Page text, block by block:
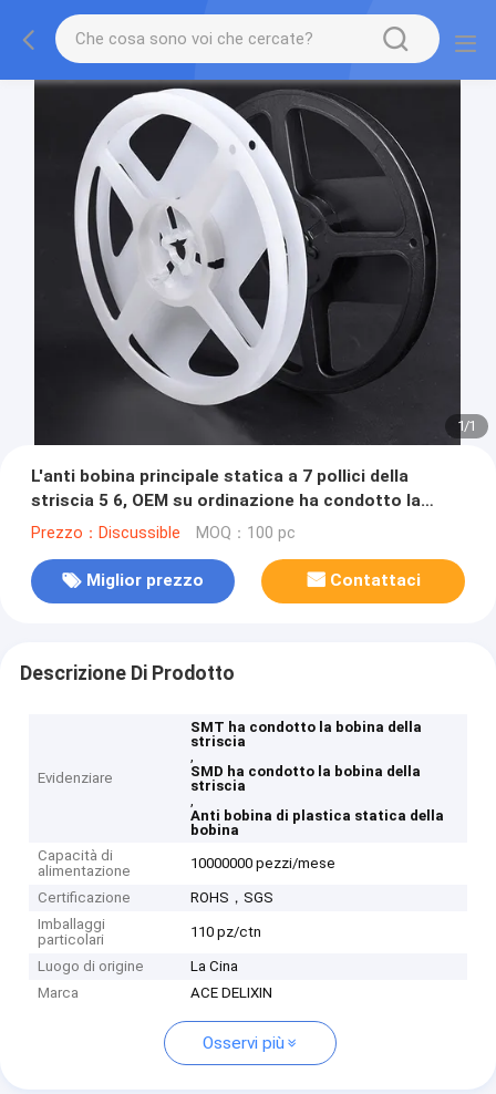
1/1
L'anti bobina principale statica a 7 pollici della
striscia 5 6, OEM su ordinazione ha condotto la
bobina di plastica della bobina
Prezzo：Discussible MOQ：100 pc
Miglior prezzo Contattaci
Descrizione Di Prodotto
Evidenziare
SMT ha condotto la bobina della
striscia
,
SMD ha condotto la bobina della
striscia
,
Anti bobina di plastica statica della
bobina
Capacità di
alimentazione
10000000 pezzi/mese
Certificazione
ROHS，SGS
Imballaggi
particolari
110 pz/ctn
Luogo di origine
La Cina
Marca
ACE DELIXIN
Osservi più